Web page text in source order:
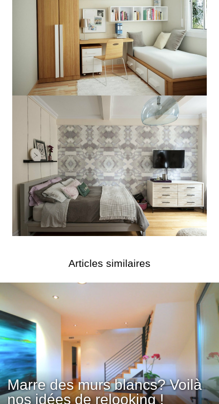
Articles similaires
Marre des murs blancs? Voilà
nos idées de relooking !